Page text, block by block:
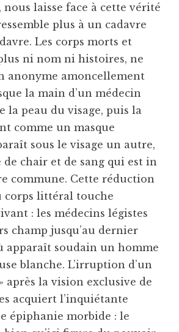
nous laisse face à cette vérité
plus à un cadavre
Les corps morts et
ni nom ni histoires, ne
anonyme amoncellement
la main d’un médecin
la peau du visage, puis la
comme un masque
sous le visage un autre,
chair et de sang qui est in
commune. Cette réduction
corps littéral touche
: les médecins légistes
champ jusqu’au dernier
apparaît soudain un homme
blanche. L’irruption d’un
après la vision exclusive de
acquiert l’inquiétante
épiphanie morbide : le